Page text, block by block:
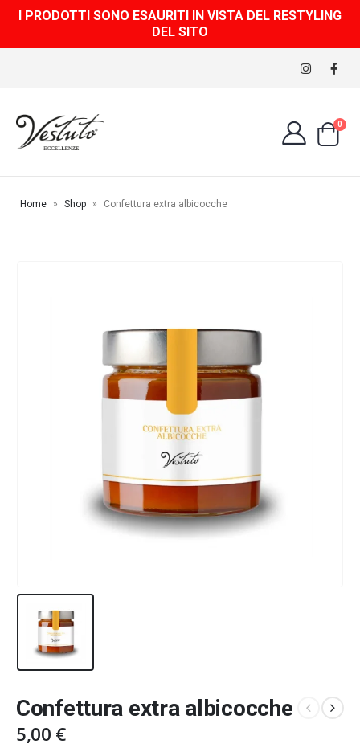
I PRODOTTI SONO ESAURITI IN VISTA DEL RESTYLING
DEL SITO
0
Home » Shop » Confettura extra albicocche
Confettura extra albicocche
5,00 €